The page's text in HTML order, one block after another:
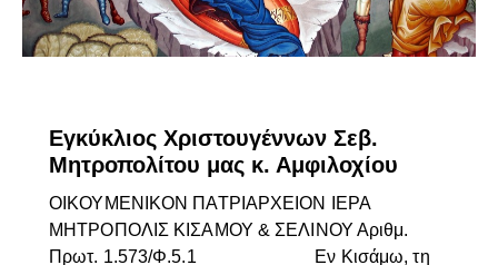
Εγκύκλιος Χριστουγέννων Σεβ.
Μητροπολίτου μας κ. Αμφιλοχίου
ΟΙΚΟΥΜΕΝΙΚΟΝ ΠΑΤΡΙΑΡΧΕΙΟΝ ΙΕΡΑ
ΜΗΤΡΟΠΟΛΙΣ ΚΙΣΑΜΟΥ & ΣΕΛΙΝΟΥ Αριθμ.
Πρωτ. 1.573/Φ.5.1 Εν Κισάμω, τη